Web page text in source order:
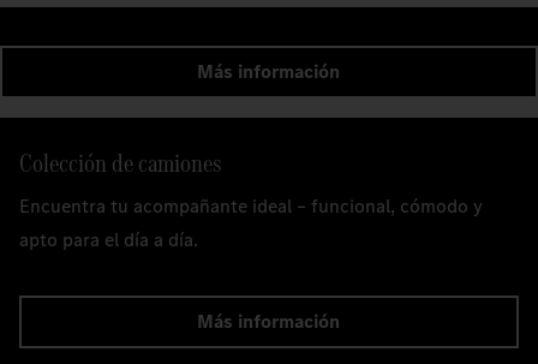
Más información
Colección de camiones
Encuentra tu acompañante ideal – funcional, cómodo y
apto para el día a día.
Más información